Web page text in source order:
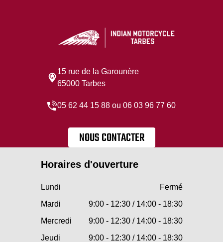
15 rue de la Garounère
65000 Tarbes
05 62 44 15 88 ou 06 03 96 77 60
NOUS CONTACTER
Horaires d'ouverture
Lundi
Fermé
Mardi
9:00 - 12:30 / 14:00 - 18:30
Mercredi
9:00 - 12:30 / 14:00 - 18:30
Jeudi
9:00 - 12:30 / 14:00 - 18:30